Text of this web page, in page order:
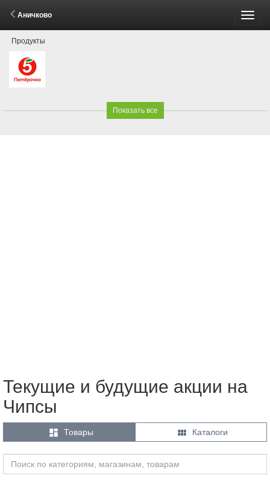
Аничково
Продукты
Показать все
Текущие и будущие акции на
Чипсы
 Товары  Каталоги